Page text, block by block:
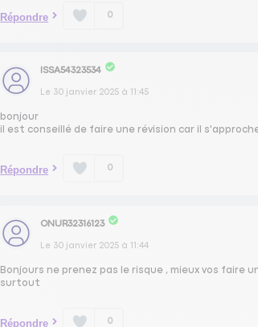
Répondre 0
ISSA54323534
Le 30 janvier 2025 à 11:45
bonjour
il est conseillé de faire une révision car il
Répondre 0
ONUR32316123
Le 30 janvier 2025 à 11:44
Bonjours ne prenez pas le risque , mieux vos
surtout
Répondre 0